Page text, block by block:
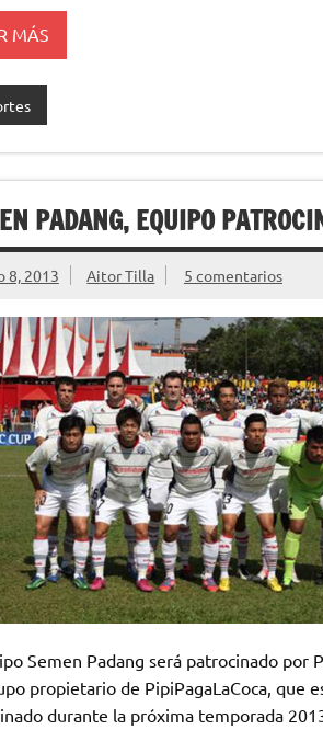
MÁS
PADANG, EQUIPO
8, 2013 Aitor Tilla 5 comentarios
Semen Padang será patrocinado por
propietario de PipiPagaLaCoca, que
durante la próxima temporada